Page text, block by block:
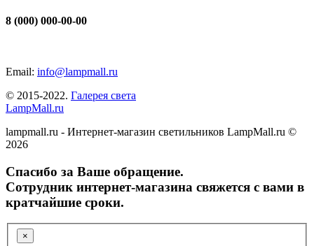
8 (000) 000-00-00
Email: info@lampmall.ru
© 2015-2022. Галерея света
LampMall.ru
lampmall.ru - Интернет-магазин светильников LampMall.ru ©
2026
Спасибо за Ваше обращение.
Сотрудник интернет-магазина свяжется с вами в
кратчайшие сроки.
×